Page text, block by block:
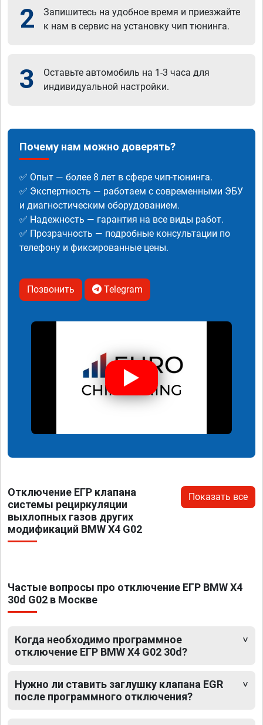
2
Запишитесь на удобное время и приезжайте
к нам в сервис на установку чип тюнинга.
3
Оставьте автомобиль на 1-3 часа для
индивидуальной настройки.
Почему нам можно доверять?
✅ Опыт — более 8 лет в сфере чип-тюнинга.
✅ Экспертность — работаем с современными ЭБУ
и диагностическим оборудованием.
✅ Надежность — гарантия на все виды работ.
✅ Прозрачность — подробные консультации по
телефону и фиксированные цены.
Позвонить Telegram
Отключение ЕГР клапана
системы рециркуляции
выхлопных газов других
модификаций BMW X4 G02
Показать все
Частые вопросы про отключение ЕГР BMW X4
30d G02 в Москве
Когда необходимо программное
отключение ЕГР BMW X4 G02 30d?
Нужно ли ставить заглушку клапана EGR
после программного отключения?